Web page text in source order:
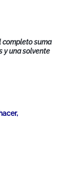
completo suma
y una solvente